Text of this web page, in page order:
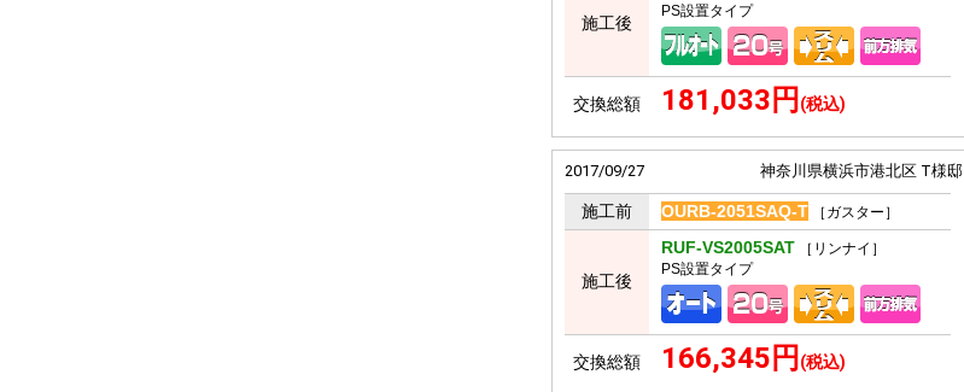
施工後
PS設置タイプ
交換総額 181,033円 (税込)
2017/09/27 神奈川県横浜市港北区 T様邸
施工前 OURB-2051SAQ-T ［ガスター］
施工後
RUF-VS2005SAT
［リンナイ］
PS設置タイプ
交換総額 166,345円 (税込)